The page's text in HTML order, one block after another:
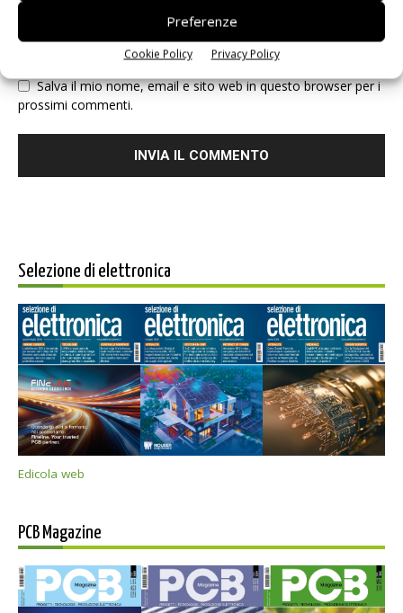
Preferenze
Cookie Policy Privacy Policy
Salva il mio nome, email e sito web in questo browser per i
prossimi commenti.
Selezione di elettronica
Edicola web
PCB Magazine